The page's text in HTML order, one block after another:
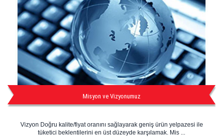
Misyon ve Vizyonumuz
Vizyon Doğru kalite/fiyat oranını sağlayarak geniş ürün yelpazesi ile
tüketici beklentilerini en üst düzeyde karşılamak. Mis ...